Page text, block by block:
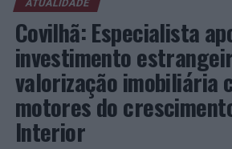
ATUALIDADE
Covilhã: Especialista
investimento
valorização imobiliária
motores do
Interior